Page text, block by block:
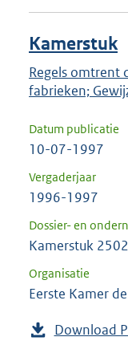
Kamerstuk
Regels omtrent
fabrieken;
Datum publicatie
10-07-1997
Vergaderjaar
1996-1997
Dossier- en
Kamerstuk
Organisatie
Eerste Kamer
Download